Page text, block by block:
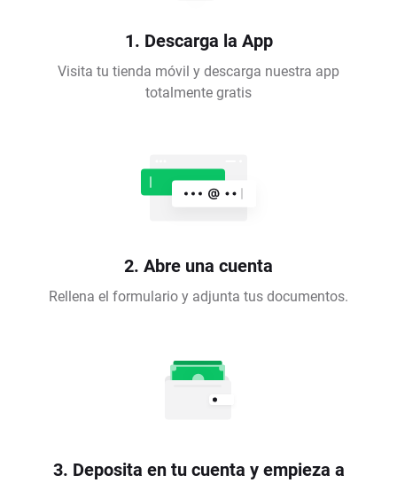
1. Descarga la App
Visita tu tienda móvil y descarga nuestra app
totalmente gratis
2. Abre una cuenta
Rellena el formulario y adjunta tus documentos.
3. Deposita en tu cuenta y empieza a